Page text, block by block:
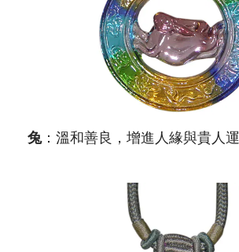
兔：溫和善良，增進人緣與貴人運